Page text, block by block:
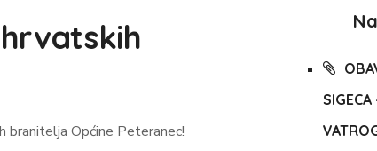
branitelja Općine Peteranec!
SIGECA